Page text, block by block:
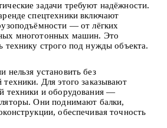
задачи требуют надёжности.
спецтехники включают
— от лёгких
многотонных машин. Это
технику строго под нужды объекта.
нельзя установить без
техники. Для этого заказывают
техники и оборудования —
Они поднимают балки,
обеспечивая точность